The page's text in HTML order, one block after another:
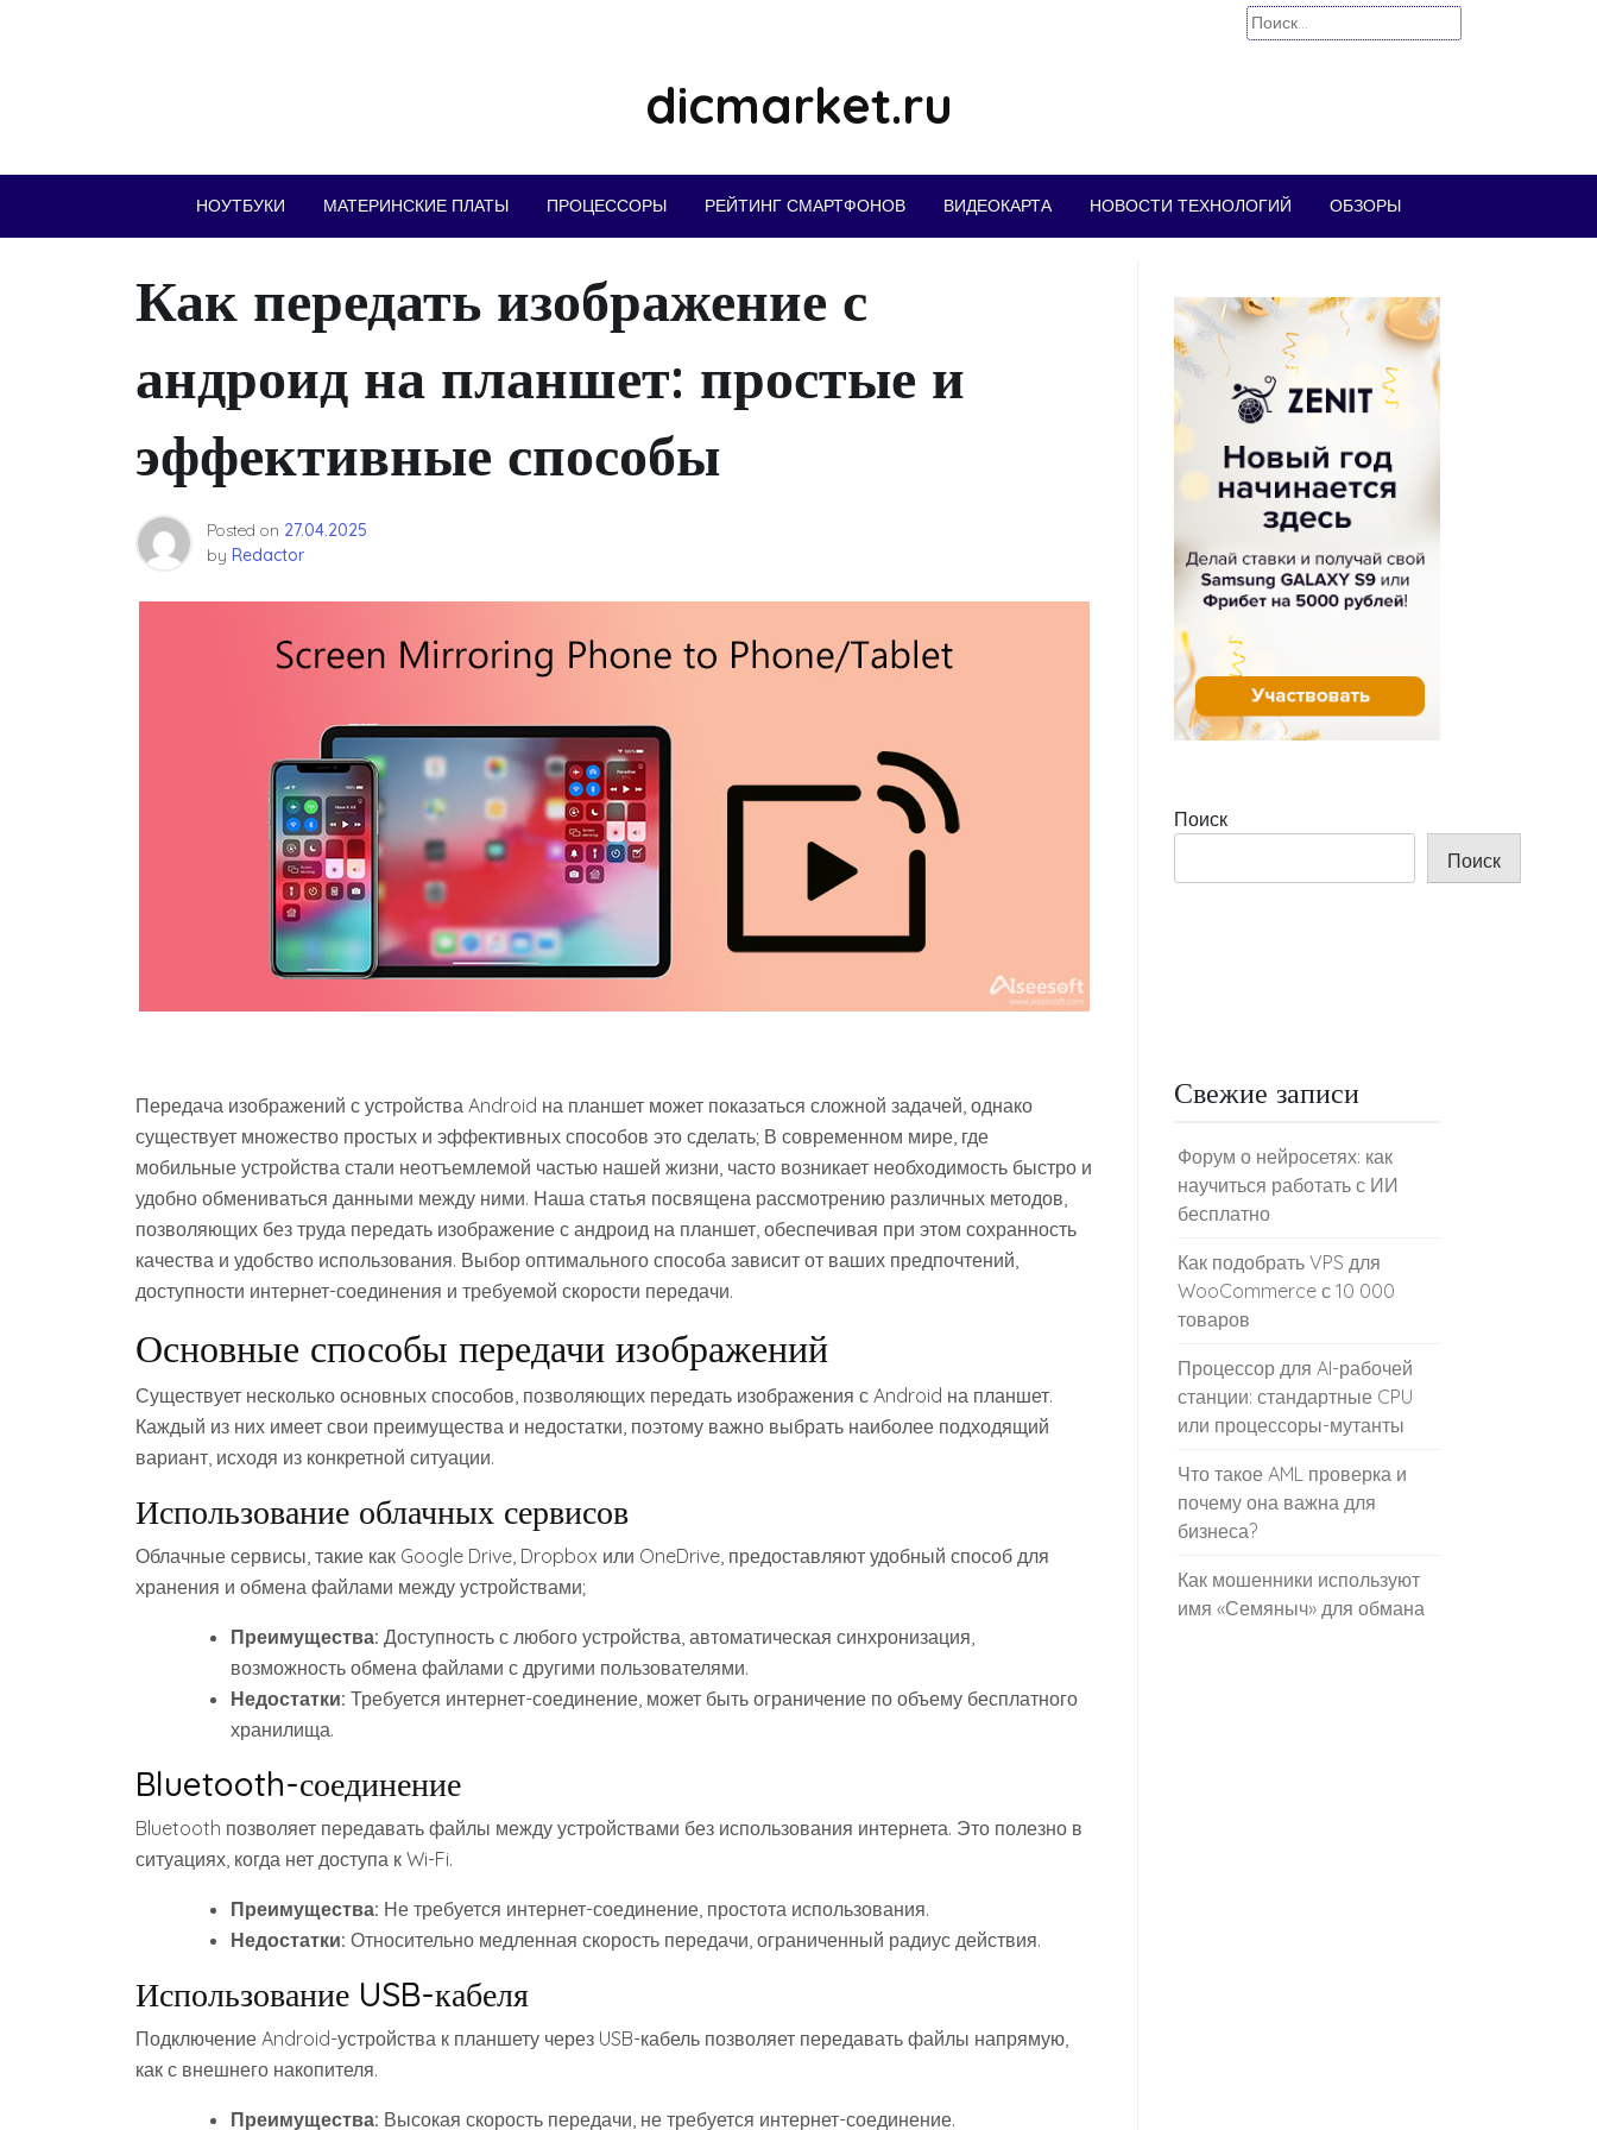
Найти:
dicmarket.ru
НОУТБУКИ МАТЕРИНСКИЕ ПЛАТЫ ПРОЦЕССОРЫ РЕЙТИНГ СМАРТФОНОВ ВИДЕОКАРТА НОВОСТИ ТЕХНОЛОГИЙ ОБЗОРЫ
Как передать изображение с
андроид на планшет: простые и
эффективные способы
Posted on 27.04.2025
by Redactor
Передача изображений с устройства Android на планшет может показаться сложной задачей, однако
существует множество простых и эффективных способов это сделать; В современном мире, где
мобильные устройства стали неотъемлемой частью нашей жизни, часто возникает необходимость быстро и
удобно обмениваться данными между ними. Наша статья посвящена рассмотрению различных методов,
позволяющих без труда передать изображение с андроид на планшет, обеспечивая при этом сохранность
качества и удобство использования. Выбор оптимального способа зависит от ваших предпочтений,
доступности интернет-соединения и требуемой скорости передачи.
Основные способы передачи изображений
Существует несколько основных способов, позволяющих передать изображения с Android на планшет.
Каждый из них имеет свои преимущества и недостатки, поэтому важно выбрать наиболее подходящий
вариант, исходя из конкретной ситуации.
Использование облачных сервисов
Облачные сервисы, такие как Google Drive, Dropbox или OneDrive, предоставляют удобный способ для
хранения и обмена файлами между устройствами;
Преимущества: Доступность с любого устройства, автоматическая синхронизация,
возможность обмена файлами с другими пользователями.
Недостатки: Требуется интернет-соединение, может быть ограничение по объему бесплатного
хранилища.
Bluetooth-соединение
Bluetooth позволяет передавать файлы между устройствами без использования интернета. Это полезно в
ситуациях, когда нет доступа к Wi-Fi.
Преимущества: Не требуется интернет-соединение, простота использования.
Недостатки: Относительно медленная скорость передачи, ограниченный радиус действия.
Использование USB-кабеля
Подключение Android-устройства к планшету через USB-кабель позволяет передавать файлы напрямую,
как с внешнего накопителя.
Преимущества: Высокая скорость передачи, не требуется интернет-соединение.
Поиск
Поиск
Свежие записи
Форум о нейросетях: как
научиться работать с ИИ
бесплатно
Как подобрать VPS для
WooCommerce с 10 000
товаров
Процессор для AI-рабочей
станции: стандартные CPU
или процессоры-мутанты
Что такое AML проверка и
почему она важна для
бизнеса?
Как мошенники используют
имя «Семяныч» для обмана